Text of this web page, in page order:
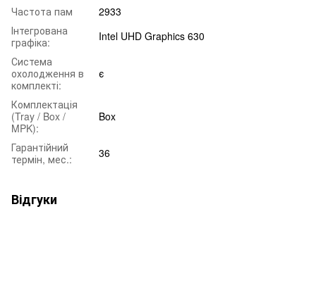
Частота пам
2933
Інтегрована
графіка:
Intel UHD Graphics 630
Система
охолодження в
комплекті:
є
Комплектація
(Tray / Box /
MPK):
Box
Гарантійний
термін, мес.:
36
Відгуки